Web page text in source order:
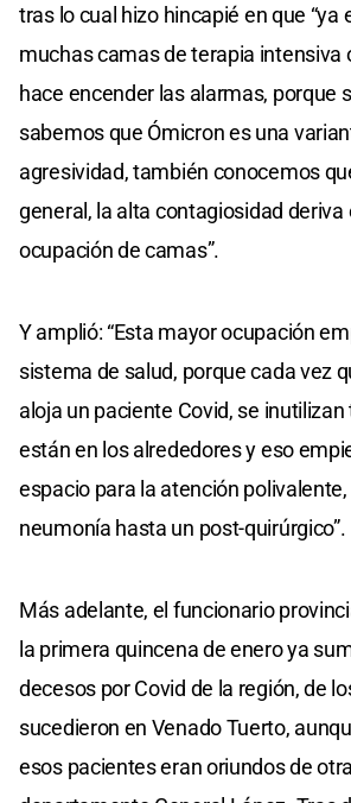
tras lo cual hizo hincapié en que “ya
muchas camas de terapia intensiva
hace encender las alarmas, porque
sabemos que Ómicron es una
agresividad, también conocemos
general, la alta contagiosidad deriva
ocupación de camas”.
Y amplió: “Esta mayor ocupación
sistema de salud, porque cada vez
aloja un paciente Covid, se
están en los alrededores y eso
espacio para la atención
neumonía hasta un post-quirúrgico”.
Más adelante, el funcionario
la primera quincena de enero ya
decesos por Covid de la región, de
sucedieron en Venado Tuerto,
esos pacientes eran oriundos de